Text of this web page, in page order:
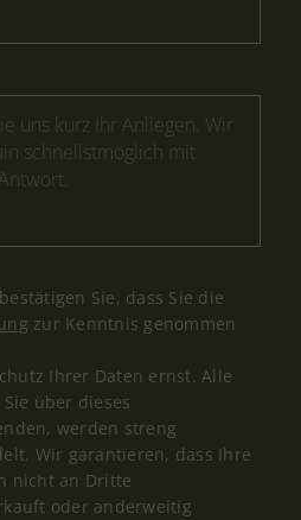
Sie, dass Sie die
zur Kenntnis genommen
Ihrer Daten ernst. Alle
über dieses
werden streng
Wir garantieren, dass Ihre
nicht an Dritte
oder anderweitig